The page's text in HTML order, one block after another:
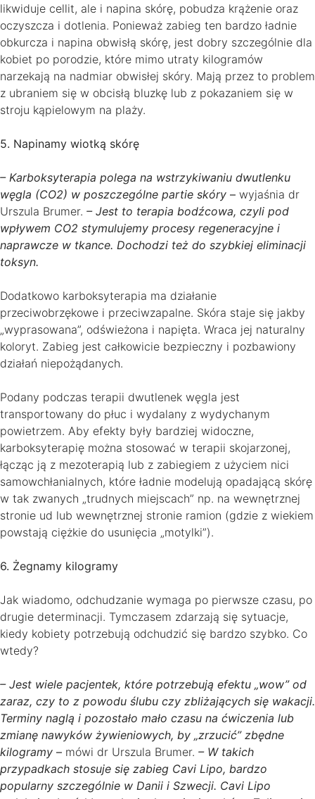
likwiduje cellit, ale i napina skórę, pobudza krążenie oraz
oczyszcza i dotlenia. Ponieważ zabieg ten bardzo ładnie
obkurcza i napina obwisłą skórę, jest dobry szczególnie dla
kobiet po porodzie, które mimo utraty kilogramów
narzekają na nadmiar obwisłej skóry. Mają przez to problem
z ubraniem się w obcisłą bluzkę lub z pokazaniem się w
stroju kąpielowym na plaży.
5. Napinamy wiotką skórę
– Karboksyterapia polega na wstrzykiwaniu dwutlenku
węgla (CO2) w poszczególne partie skóry – wyjaśnia dr
Urszula Brumer. – Jest to terapia bodźcowa, czyli pod
wpływem CO2 stymulujemy procesy regeneracyjne i
naprawcze w tkance. Dochodzi też do szybkiej eliminacji
toksyn.
Dodatkowo karboksyterapia ma działanie
przeciwobrzękowe i przeciwzapalne. Skóra staje się jakby
„wyprasowana”, odświeżona i napięta. Wraca jej naturalny
koloryt. Zabieg jest całkowicie bezpieczny i pozbawiony
działań niepożądanych.
Podany podczas terapii dwutlenek węgla jest
transportowany do płuc i wydalany z wydychanym
powietrzem. Aby efekty były bardziej widoczne,
karboksyterapię można stosować w terapii skojarzonej,
łącząc ją z mezoterapią lub z zabiegiem z użyciem nici
samowchłanialnych, które ładnie modelują opadającą skórę
w tak zwanych „trudnych miejscach” np. na wewnętrznej
stronie ud lub wewnętrznej stronie ramion (gdzie z wiekiem
powstają ciężkie do usunięcia „motylki”).
6. Żegnamy kilogramy
Jak wiadomo, odchudzanie wymaga po pierwsze czasu, po
drugie determinacji. Tymczasem zdarzają się sytuacje,
kiedy kobiety potrzebują odchudzić się bardzo szybko. Co
wtedy?
– Jest wiele pacjentek, które potrzebują efektu „wow” od
zaraz, czy to z powodu ślubu czy zbliżających się wakacji.
Terminy naglą i pozostało mało czasu na ćwiczenia lub
zmianę nawyków żywieniowych, by „zrzucić” zbędne
kilogramy – mówi dr Urszula Brumer. – W takich
przypadkach stosuje się zabieg Cavi Lipo, bardzo
popularny szczególnie w Danii i Szwecji. Cavi Lipo